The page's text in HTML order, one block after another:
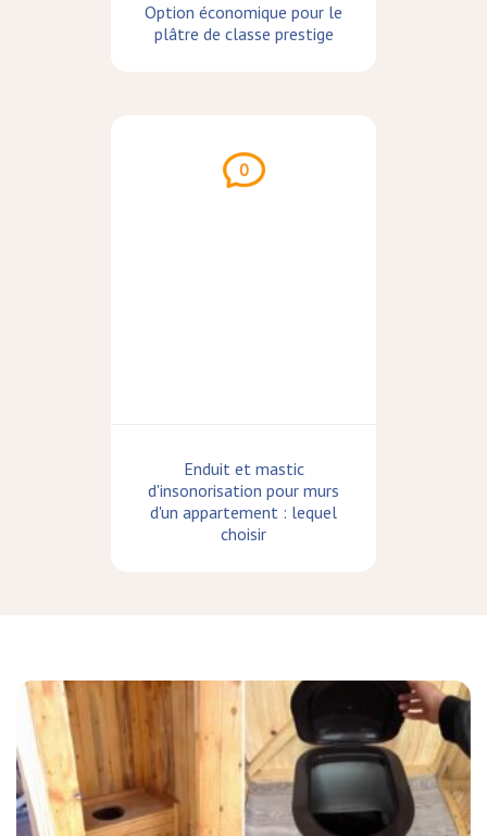
Option économique pour le
plâtre de classe prestige
0
Enduit et mastic
d'insonorisation pour murs
d'un appartement : lequel
choisir